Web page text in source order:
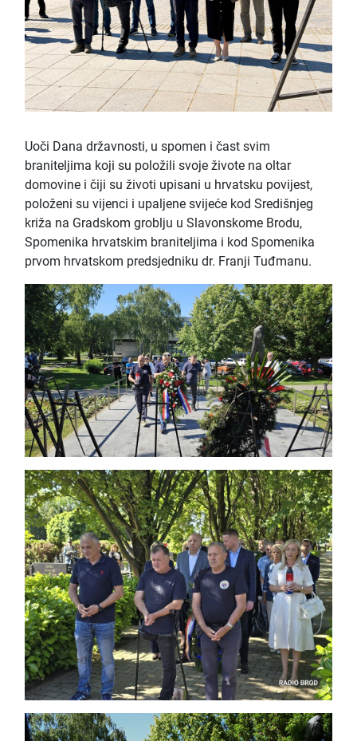
Uoči Dana državnosti, u spomen i čast svim
braniteljima koji su položili svoje živote na oltar
domovine i čiji su životi upisani u hrvatsku povijest,
položeni su vijenci i upaljene svijeće kod Središnjeg
križa na Gradskom groblju u Slavonskome Brodu,
Spomenika hrvatskim braniteljima i kod Spomenika
prvom hrvatskom predsjedniku dr. Franji Tuđmanu.